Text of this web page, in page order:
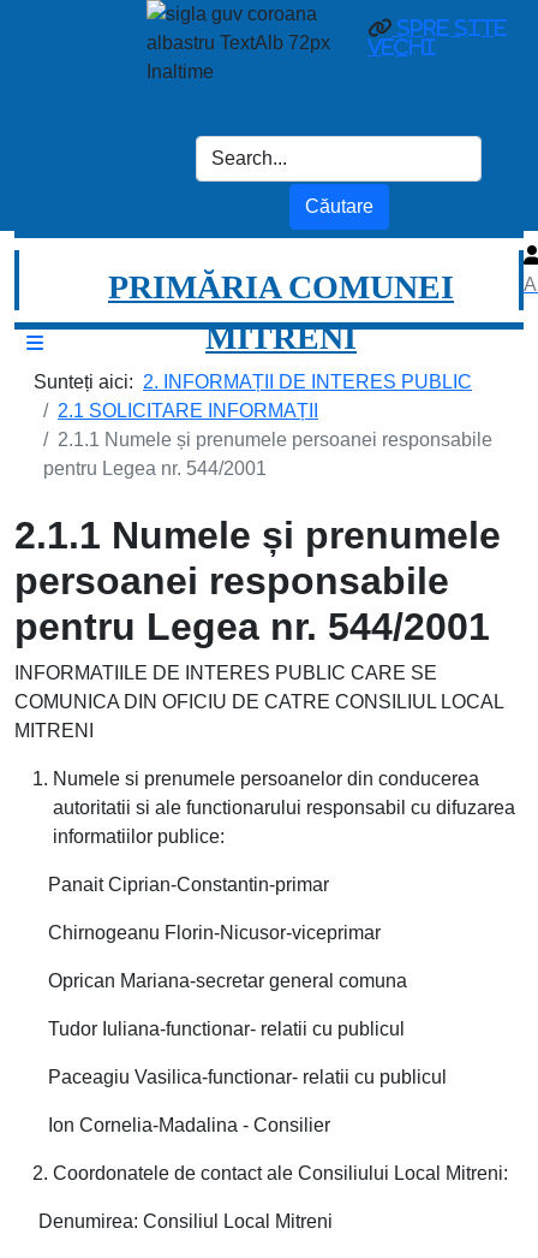
spre site
vechi
PRIMĂRIA COMUNEI
MITRENI
Sunteți aici: 2. INFORMAȚII DE INTERES PUBLIC
2.1 SOLICITARE INFORMAȚII
2.1.1 Numele și prenumele persoanei responsabile
pentru Legea nr. 544/2001
2.1.1 Numele și prenumele
persoanei responsabile
pentru Legea nr. 544/2001
INFORMATIILE DE INTERES PUBLIC CARE SE
COMUNICA DIN OFICIU DE CATRE CONSILIUL LOCAL
MITRENI
Numele si prenumele persoanelor din conducerea
autoritatii si ale functionarului responsabil cu difuzarea
informatiilor publice:
Panait Ciprian-Constantin-primar
Chirnogeanu Florin-Nicusor-viceprimar
Oprican Mariana-secretar general comuna
Tudor Iuliana-functionar- relatii cu publicul
Paceagiu Vasilica-functionar- relatii cu publicul
Ion Cornelia-Madalina - Consilier
Coordonatele de contact ale Consiliului Local Mitreni:
Denumirea: Consiliul Local Mitreni